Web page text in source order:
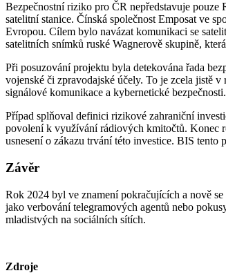
Bezpečnostní riziko pro ČR nepředstavuje
satelitní stanice. Čínská společnost Emposat ve
Evropou. Cílem bylo navázat komunikaci se
satelitních snímků ruské Wagnerově skupině,
Při posuzování projektu byla detekována řada
vojenské či zpravodajské účely. To je zcela jistě
signálové komunikace a kybernetické bezpečnosti.
Případ splňoval definici rizikové zahraniční
povolení k využívání rádiových kmitočtů. Konec
usnesení o zákazu trvání této investice. BIS
Závěr
Rok 2024 byl ve znamení pokračujících a nově
jako verbování telegramových agentů nebo
mladistvých na sociálních sítích.
Zdroje